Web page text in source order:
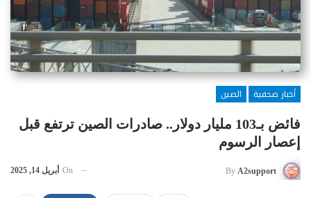
أخبار صحفية
الصين
فائض بـ103 مليار دولار.. صادرات الصين ترتفع قبل
إعصار الرسوم
By A2support
On أبريل 14, 2025